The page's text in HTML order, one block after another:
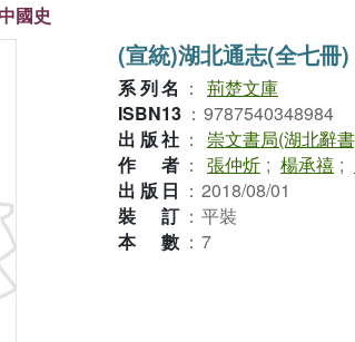
中國史
(宣統)湖北通志(全七冊)
系列名 ： 荊楚文庫
ISBN13 ： 9787540348984
出版社 ：
崇文書局(湖北辭
作者 ： 張仲炘 ; 楊承禧 ;
出版日 ： 2018/08/01
裝訂 ： 平裝
本數 ： 7